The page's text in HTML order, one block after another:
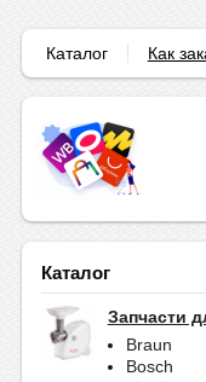
Каталог Как
Каталог
Запчасти
Braun
Bosch